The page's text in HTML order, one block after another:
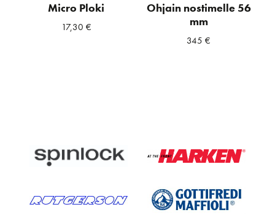
Micro Ploki
17,30 €
Ohjain nostimelle 56
mm
345€